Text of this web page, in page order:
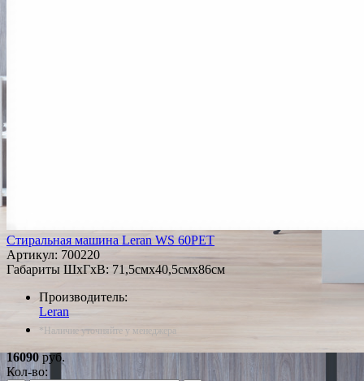
Стиральная машина Leran WS 60PET
Артикул: 700220
Габариты ШxГxВ: 71,5смx40,5смx86см
Производитель:
Leran
*Наличие уточняйте у менеджера
16090руб.
Кол-во: